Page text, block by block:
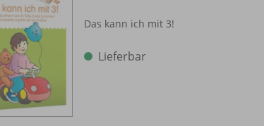
Das kann ich mit 3!
Lieferbar